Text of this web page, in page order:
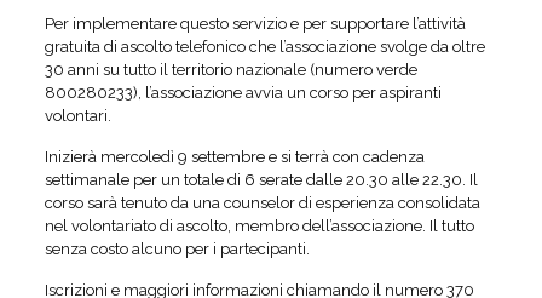
Per implementare questo servizio e per supportare l’attività
gratuita di ascolto telefonico che l’associazione svolge da oltre
30 anni su tutto il territorio nazionale (numero verde
800280233), l’associazione avvia un corso per aspiranti
volontari.
Inizierà mercoledì 9 settembre e si terrà con cadenza
settimanale per un totale di 6 serate dalle 20.30 alle 22.30. Il
corso sarà tenuto da una counselor di esperienza consolidata
nel volontariato di ascolto, membro dell’associazione. Il tutto
senza costo alcuno per i partecipanti.
Iscrizioni e maggiori informazioni chiamando il numero 370